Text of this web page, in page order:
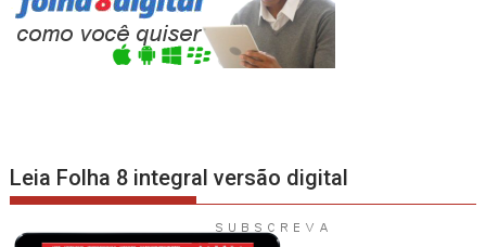
Leia Folha 8 integral versão digital